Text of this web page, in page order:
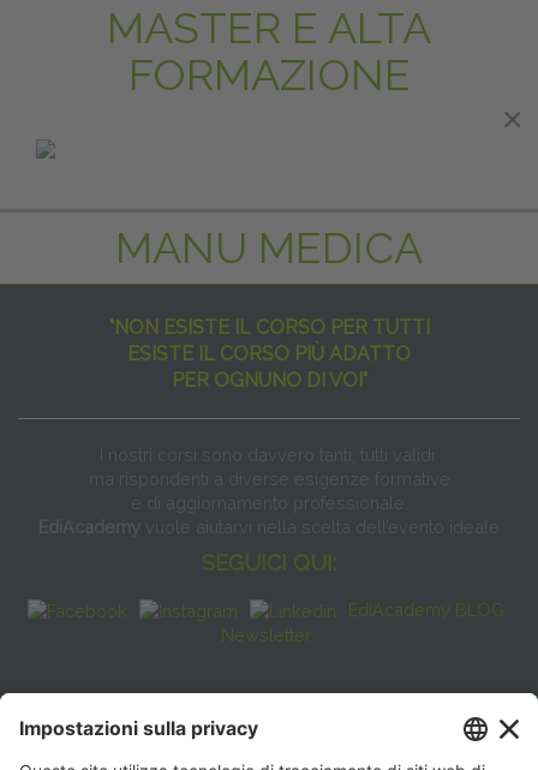
MASTER E ALTA
FORMAZIONE
MANU MEDICA
"NON ESISTE IL CORSO PER TUTTI
ESISTE IL CORSO PIÙ ADATTO
PER OGNUNO DI VOI"
I nostri corsi sono davvero tanti, tutti validi
ma rispondenti a diverse esigenze formative
e di aggiornamento professionale.
EdiAcademy vuole aiutarvi nella scelta dell’evento ideale
SEGUICI QUI:
EdiAcademy BLOG
Newsletter
FAQ
×